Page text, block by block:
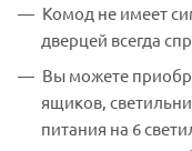
Комод не имеет
дверцей всегда
Вы можете
ящиков,
питания на 6